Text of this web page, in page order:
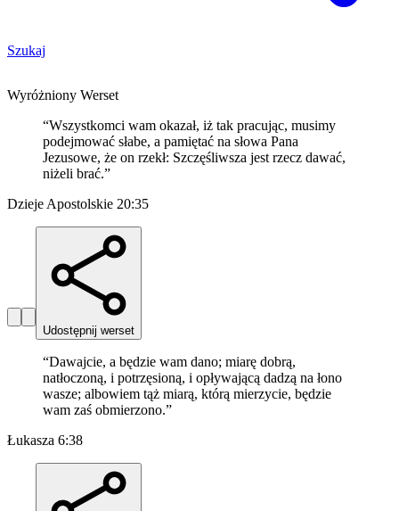
Szukaj
Wyróżniony Werset
“Wszystkomci wam okazał, iż tak pracując, musimy
podejmować słabe, a pamiętać na słowa Pana
Jezusowe, że on rzekł: Szczęśliwsza jest rzecz dawać,
niżeli brać.”
Dzieje Apostolskie 20:35
Udostępnij werset
“Dawajcie, a będzie wam dano; miarę dobrą,
natłoczoną, i potrzęsioną, i opływającą dadzą na łono
wasze; albowiem tąż miarą, którą mierzycie, będzie
wam zaś obmierzono.”
Łukasza 6:38